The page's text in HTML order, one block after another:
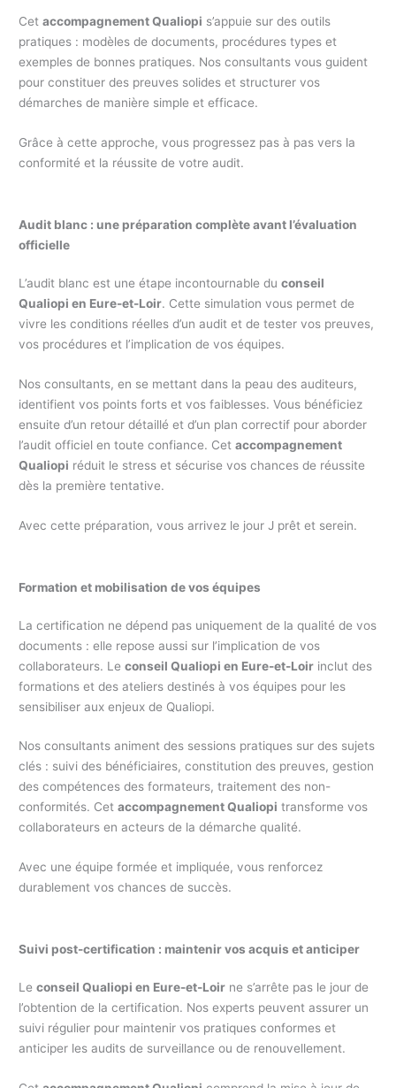
Cetaccompagnement Qualiopi s’appuie sur des outils
pratiques : modèles de documents, procédures types et
exemples de bonnes pratiques. Nos consultants vous guident
pour constituer des preuves solides et structurer vos
démarches de manière simple et efficace.
Grâce à cette approche, vous progressez pas à pas vers la
conformité et la réussite de votre audit.
Audit blanc : une préparation complète avant l’évaluation
officielle
L’audit blanc est une étape incontournable duconseil
Qualiopi en Eure-et-Loir. Cette simulation vous permet de
vivre les conditions réelles d’un audit et de tester vos preuves,
vos procédures et l’implication de vos équipes.
Nos consultants, en se mettant dans la peau des auditeurs,
identifient vos points forts et vos faiblesses. Vous bénéficiez
ensuite d’un retour détaillé et d’un plan correctif pour aborder
l’audit officiel en toute confiance. Cetaccompagnement
Qualiopi réduit le stress et sécurise vos chances de réussite
dès la première tentative.
Avec cette préparation, vous arrivez le jour J prêt et serein.
Formation et mobilisation de vos équipes
La certification ne dépend pas uniquement de la qualité de vos
documents : elle repose aussi sur l’implication de vos
collaborateurs. Leconseil Qualiopi en Eure-et-Loir inclut des
formations et des ateliers destinés à vos équipes pour les
sensibiliser aux enjeux de Qualiopi.
Nos consultants animent des sessions pratiques sur des sujets
clés : suivi des bénéficiaires, constitution des preuves, gestion
des compétences des formateurs, traitement des non-
conformités. Cetaccompagnement Qualiopi transforme vos
collaborateurs en acteurs de la démarche qualité.
Avec une équipe formée et impliquée, vous renforcez
durablement vos chances de succès.
Suivi post-certification : maintenir vos acquis et anticiper
Leconseil Qualiopi en Eure-et-Loir ne s’arrête pas le jour de
l’obtention de la certification. Nos experts peuvent assurer un
suivi régulier pour maintenir vos pratiques conformes et
anticiper les audits de surveillance ou de renouvellement.